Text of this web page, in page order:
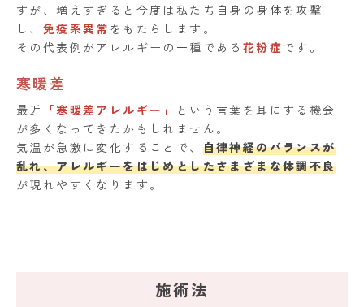
すが、増えすぎると今度は私たち自身の身体を攻撃
し、 免疫系異常 をもたらします。
その代表例がアレルギーの一種である 花粉症 です。
寒暖差
最近 「寒暖差アレルギー」
という言葉を耳にする機会
が多くなってきたかもしれません。
気温が急激に変化することで、 自律神経のバランスが
乱れ、アレルギーをはじめとしたさまざまな体調不良
が現れやすくなります。
施術法